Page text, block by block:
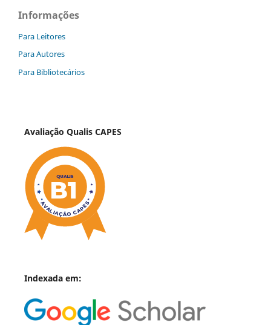
Informações
Para Leitores
Para Autores
Para Bibliotecários
Avaliação Qualis CAPES
Indexada em: